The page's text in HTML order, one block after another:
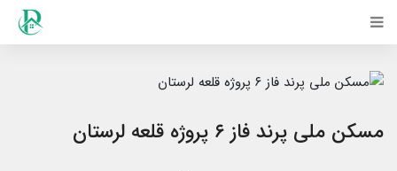
مسکن ملی پرند فاز ۶ پروژه قلعه لرستان